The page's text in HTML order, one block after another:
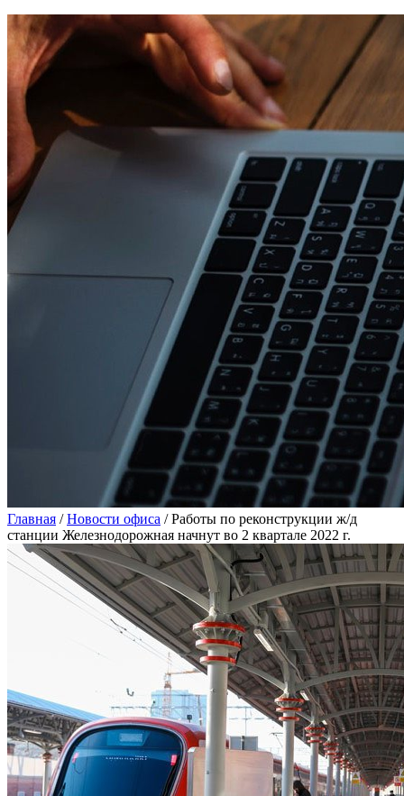
Главная /Новости офиса /Работы по реконструкции ж/д
станции Железнодорожная начнут во 2 квартале 2022 г.